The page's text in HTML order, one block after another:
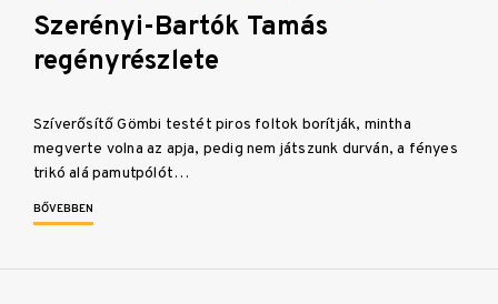
Szerényi-Bartók Tamás
regényrészlete
Szíverősítő Gömbi testét piros foltok borítják, mintha
megverte volna az apja, pedig nem játszunk durván, a fényes
trikó alá pamutpólót…
BŐVEBBEN